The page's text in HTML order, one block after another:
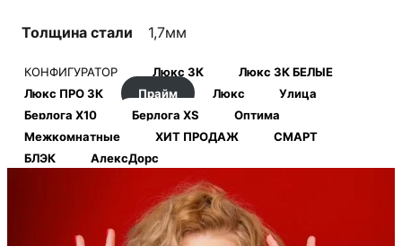
Толщина стали 1,7мм
КОНФИГУРАТОР Люкс 3К
Люкс 3К БЕЛЫЕ
Люкс ПРО 3К
Прайм Люкс
Улица
Берлога Х10
Берлога XS
Оптима
Межкомнатные
ХИТ ПРОДАЖ
СМАРТ
БЛЭК
АлексДорс